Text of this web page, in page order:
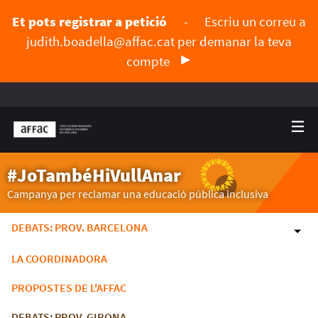
Et pots registrar a petició -
Escriu un correu a
judith.boadella@affac.cat per demanar la teva
compte
#JoTambéHiVullAnar
Campanya per reclamar una educació pública inclusiva
DEBATS: PROV. BARCELONA
LA COORDINADORA
PROPOSTES DE L'AFFAC